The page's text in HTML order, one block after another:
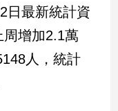
日最新統計資
周增加2.1萬
人，統計